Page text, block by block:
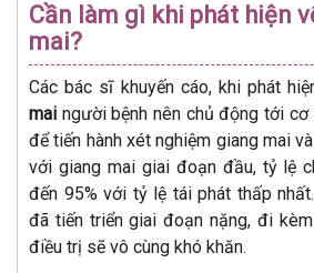
Cần làm gì khi phát hiện
mai?
Các bác sĩ khuyến cáo, khi phát
mai người bệnh nên chủ động tới
để tiến hành xét nghiệm giang mai
với giang mai giai đoạn đầu, tỷ lệ
đến 95% với tỷ lệ tái phát thấp
đã tiến triển giai đoạn nặng, đi
điều trị sẽ vô cùng khó khăn.